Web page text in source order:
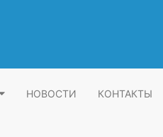
НОВОСТИ КОНТАКТЫ